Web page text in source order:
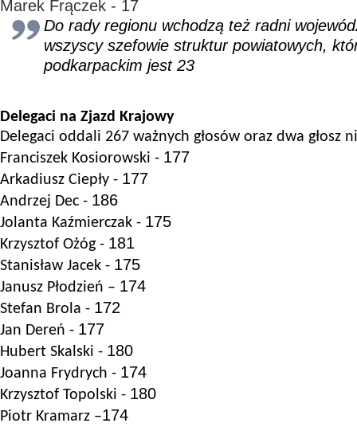
Marek Frączek - 17
Do rady regionu wchodzą też radni
wszyscy szefowie struktur powiatowych,
podkarpackim jest 23
Delegaci na Zjazd Krajowy
Delegaci oddali 267 ważnych głosów oraz dwa głosz
Franciszek Kosiorowski - 177
Arkadiusz Ciepły - 177
Andrzej Dec - 186
Jolanta Kaźmierczak - 175
Krzysztof Ożóg - 181
Stanisław Jacek - 175
Janusz Płodzień – 174
Stefan Brola - 172
Jan Dereń - 177
Hubert Skalski - 180
Joanna Frydrych - 174
Krzysztof Topolski - 180
Piotr Kramarz –174